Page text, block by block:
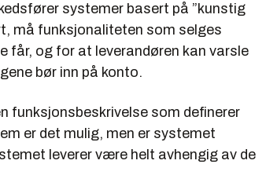
systemer basert på ”kunstig
må funksjonaliteten som selges
får, og for at leverandøren kan varsle
bør inn på konto.
funksjonsbeskrivelse som definerer
er det mulig, men er systemet
leverer være helt avhengig av de